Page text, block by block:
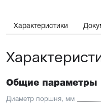
Взаимозаменяемость с
направляющая
нержавеющей стали,
Характеристики
Общие параметры
Диаметр поршня, мм